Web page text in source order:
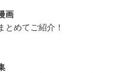
画
とめてご紹介！